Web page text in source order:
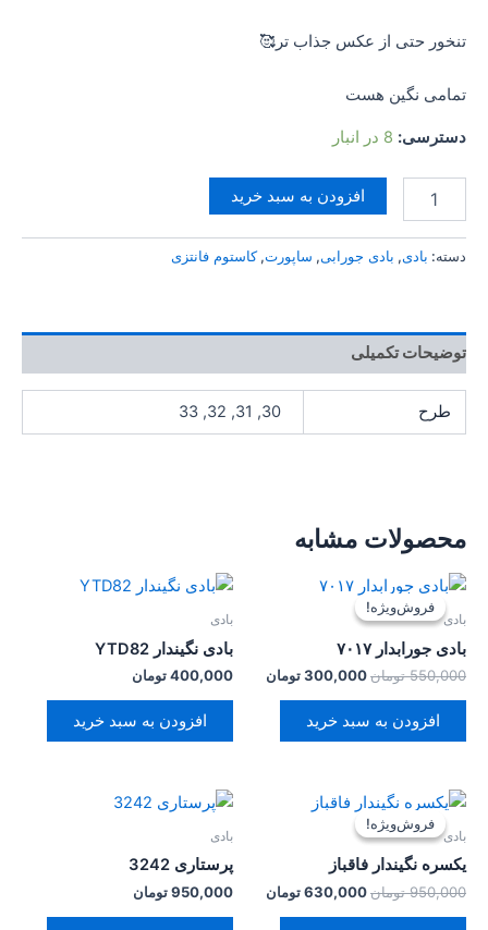
تنخور حتی از عکس جذاب تر🥰
تمامی نگین هست
دسترسی: 8 در انبار
افزودن به سبد خرید
دسته: بادی, بادی جورابی, ساپورت,کاستوم فانتزی
توضیحات تکمیلی
طرح 30, 31, 32, 33
محصولات مشابه
فروش‌ویژه!
فروش‌ویژه!
بادی
بادی جورابدار ۷۰۱۷
550,000 تومان
قیمت
اصلی:
300,000تومان
300,000 تومان.
افزودن به سبد خرید
بادی
بادی نگیندار YTD82
400,000تومان
افزودن به سبد خرید
فروش‌ویژه!
فروش‌ویژه!
بادی
یکسره نگیندار فاقباز
950,000 تومان
قیمت
اصلی:
630,000تومان
630,000 تومان.
بادی
پرستاری 3242
950,000تومان